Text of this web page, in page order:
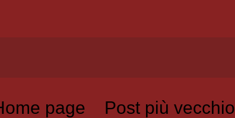
Post più vecchio
page